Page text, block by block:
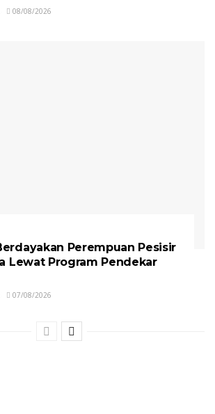
08/08/2026
Perempuan Pesisir
Lewat Program Pendekar
07/08/2026